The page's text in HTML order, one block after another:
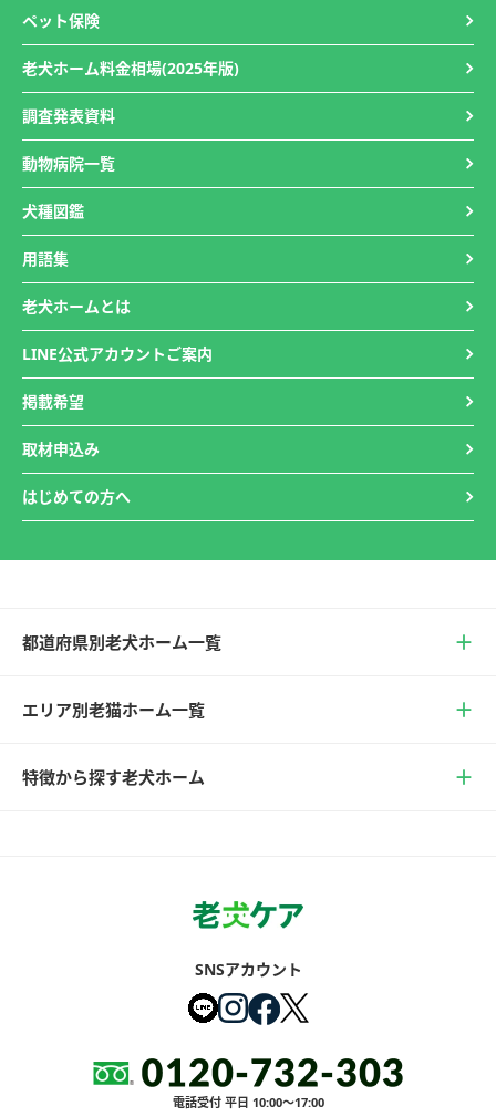
ペット保険
老犬ホーム料金相場(2025年版)
調査発表資料
動物病院一覧
犬種図鑑
用語集
老犬ホームとは
LINE公式アカウントご案内
掲載希望
取材申込み
はじめての方へ
都道府県別老犬ホーム一覧
エリア別老猫ホーム一覧
特徴から探す老犬ホーム
SNSアカウント
電話受付 平日 10:00～17:00